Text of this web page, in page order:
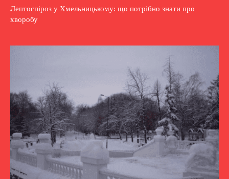
Лептоспіроз у Хмельницькому: що потрібно знати про
хворобу